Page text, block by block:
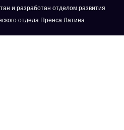
и разработан отделом развития
отдела Пренса Латина.